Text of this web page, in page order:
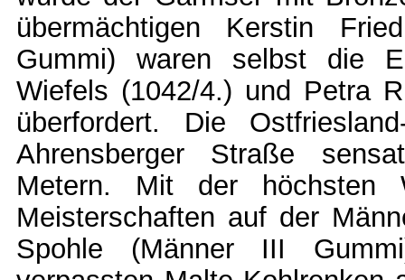
übermächtigen Kerstin
Gummi) waren selbst die
Wiefels (1042/4.) und Petra
überfordert. Die
Ahrensberger Straße
Metern. Mit der
Meisterschaften auf der
Spohle (Männer III